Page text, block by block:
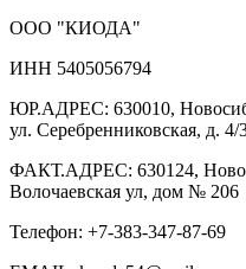
ООО "КИОДА"
ИНН 5405056794
ЮР.АДРЕС: 630010,
ул. Серебренниковская, д. 4/
ФАКТ.АДРЕС: 630124,
Волочаевская ул, дом № 206
Телефон: +7-383-347-87-69